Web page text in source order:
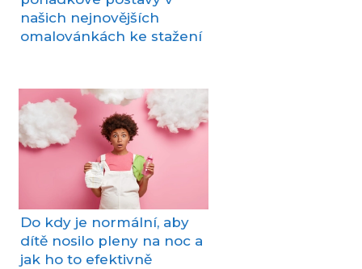
našich nejnovějších
omalovánkách ke stažení
Do kdy je normální, aby
dítě nosilo pleny na noc a
jak ho to efektivně